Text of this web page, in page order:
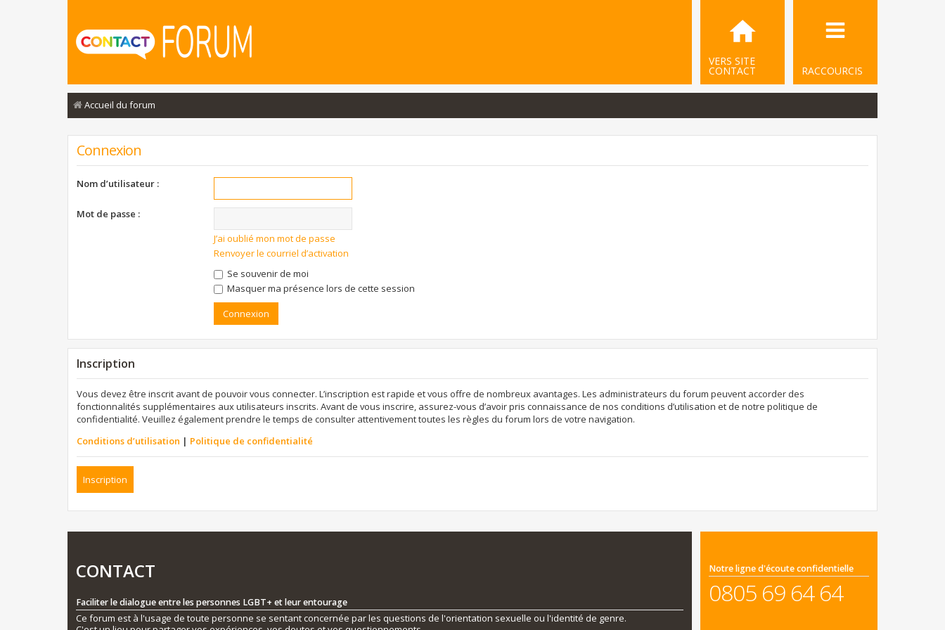
RACCOURCIS
VERS SITE
CONTACT
Accueil du forum
Connexion
Nom d’utilisateur :
Mot de passe :
J’ai oublié mon mot de passe
Renvoyer le courriel d’activation
Se souvenir de moi
Masquer ma présence lors de cette session
Inscription
Vous devez être inscrit avant de pouvoir vous connecter. L’inscription est rapide et vous offre de nombreux avantages. Les administrateurs du forum peuvent accorder des
fonctionnalités supplémentaires aux utilisateurs inscrits. Avant de vous inscrire, assurez-vous d’avoir pris connaissance de nos conditions d’utilisation et de notre politique de
confidentialité. Veuillez également prendre le temps de consulter attentivement toutes les règles du forum lors de votre navigation.
Conditions d’utilisation | Politique de confidentialité
Inscription
CONTACT
Faciliter le dialogue entre les personnes LGBT+ et leur entourage
Ce forum est à l'usage de toute personne se sentant concernée par les questions de l'orientation sexuelle ou l'identité de genre.
Notre ligne d'écoute confidentielle
0805 69 64 64